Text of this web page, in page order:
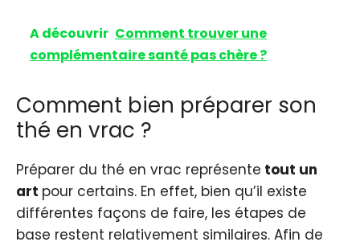
A découvrir Comment trouver une
complémentaire santé pas chère ?
Comment bien préparer son
thé en vrac ?
Préparer du thé en vrac représente tout un
art pour certains. En effet, bien qu’il existe
différentes façons de faire, les étapes de
base restent relativement similaires. Afin de